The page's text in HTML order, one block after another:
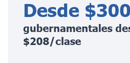
Desde $300
gubernamentales
$208/clase